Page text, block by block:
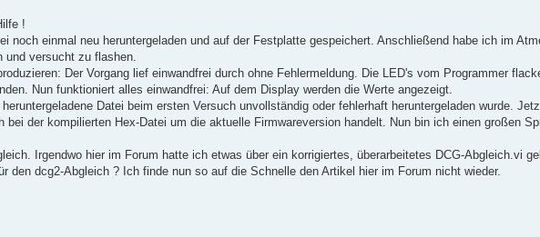
!
noch einmal neu heruntergeladen und auf der Festplatte gespeichert. Anschließend habe ich im
und versucht zu flashen.
Der Vorgang lief einwandfrei durch ohne Fehlermeldung. Die LED's vom Programmer
Nun funktioniert alles einwandfrei: Auf dem Display werden die Werte angezeigt.
Datei beim ersten Versuch unvollständig oder fehlerhaft heruntergeladen wurde.
der kompilierten Hex-Datei um die aktuelle Firmwareversion handelt. Nun bin ich einen großen
Irgendwo hier im Forum hatte ich etwas über ein korrigiertes, überarbeitetes DCG-Abgleich.vi
den dcg2-Abgleich ? Ich finde nun so auf die Schnelle den Artikel hier im Forum nicht wieder.